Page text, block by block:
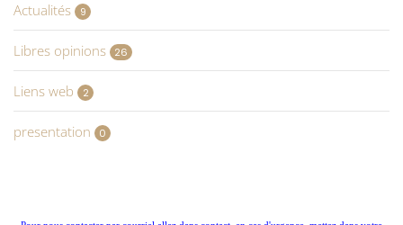
Actualités 9
Libres opinions 26
Liens web 2
presentation 0